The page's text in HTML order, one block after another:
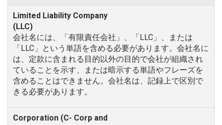
会社名には、「有限責任会社」、「LLC」、または
「LLC」という単語を含める必要があります。会社名に
は、定款に含まれる目的以外の目的で会社が組織され
ていることを示す、または暗示する単語やフレーズを
含めることはできません。会社名は、記録上で区別で
きる必要があります。